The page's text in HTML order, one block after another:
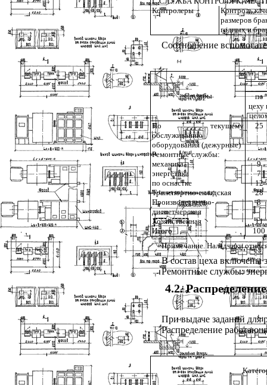
Контролеры
Контроль
размеров
годных и
Соотношение
Службы
по
цеху
По текущему
обслуживанию
оборудования (дежурные)
25
Ремонтные службы:
механика
9
энергетика
7
по оснастке
12
Транспортно-складская
28
Производственно-
диспетчерская
8
Хозяйственная
11
Итого
100
Примечание. Наладчики
В состав цеха включены
Ремонтные службы:
4.2.
При выдаче заданий для
Распределение